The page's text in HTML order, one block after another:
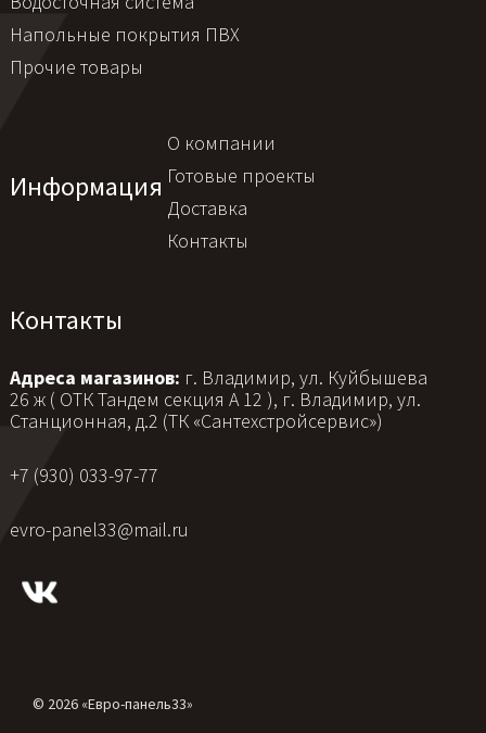
Напольные покрытия ПВХ
Прочие товары
Информация
О компании
Готовые проекты
Доставка
Контакты
Контакты
Адреса магазинов: г. Владимир, ул. Куйбышева
26 ж ( ОТК Тандем секция А 12 ), г. Владимир, ул.
Станционная, д.2 (ТК «Сантехстройсервис»)
+7 (930) 033-97-77
evro-panel33@mail.ru
© 2026 «Евро-панель33»